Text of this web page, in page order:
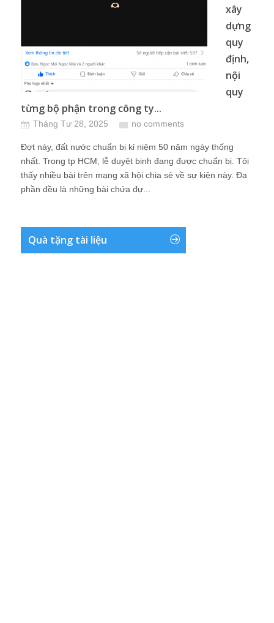
xây
dựng
quy
định,
nội
quy
từng bộ phận trong công ty...
Tháng Tư 28, 2025 no comments
Đợt này, đất nước chuẩn bị kỉ niệm 50 năm ngày thống
nhất. Trong tp HCM, lễ duyệt binh đang được chuẩn bị. Tôi
thấy nhiều bài trên mạng xã hội chia sẻ về sự kiện này. Đa
phần đều là những bài chứa đự...
Quà tặng tài liệu